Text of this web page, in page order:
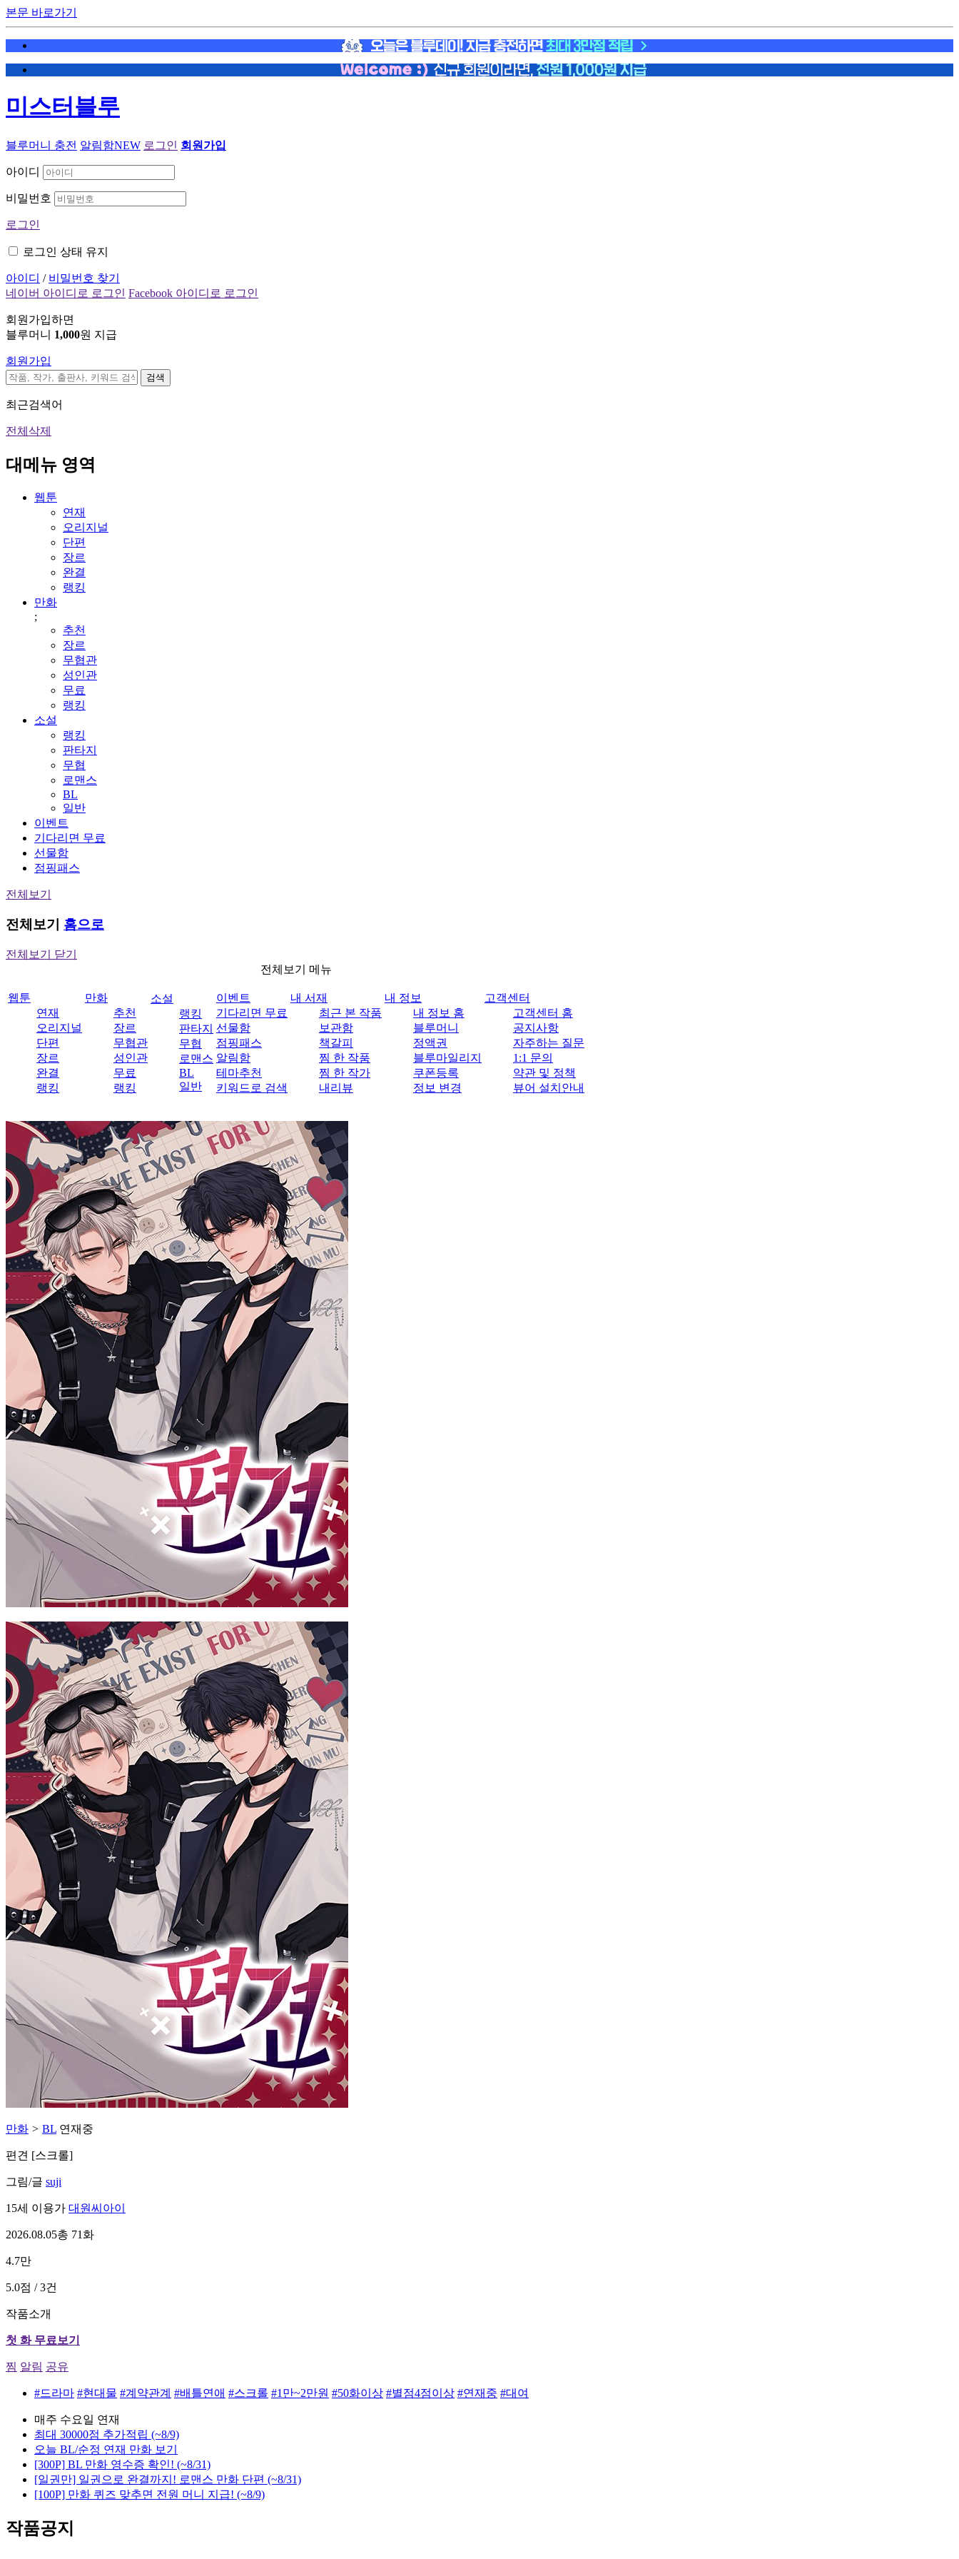
본문 바로가기
미스터블루
블루머니 충전 알림함NEW 로그인 회원가입
아이디
비밀번호
로그인
로그인 상태 유지
아이디 / 비밀번호 찾기
네이버 아이디로 로그인 Facebook 아이디로 로그인
회원가입하면
블루머니 1,000원 지급
회원가입
검색
최근검색어
전체삭제
대메뉴 영역
웹툰
연재
오리지널
단편
장르
완결
랭킹
만화
;
추천
장르
무협관
성인관
무료
랭킹
소설
랭킹
판타지
무협
로맨스
BL
일반
이벤트
기다리면 무료
선물함
점핑패스
전체보기
전체보기 홈으로
전체보기 닫기
전체보기 메뉴
웹툰
연재
오리지널
단편
장르
완결
랭킹
만화
추천
장르
무협관
성인관
무료
랭킹
소설
랭킹
판타지
무협
로맨스
BL
일반
이벤트
기다리면 무료
선물함
점핑패스
알림함
테마추천
키워드로 검색
내 서재
최근 본 작품
보관함
책갈피
찜 한 작품
찜 한 작가
내리뷰
내 정보
내 정보 홈
블루머니
정액권
블루마일리지
쿠폰등록
정보 변경
고객센터
고객센터 홈
공지사항
자주하는 질문
1:1 문의
약관 및 정책
뷰어 설치안내
만화 > BL 연재중
편견 [스크롤]
그림/글 suji
15세 이용가 대원씨아이
2026.08.05총 71화
4.7만
5.0점 / 3건
작품소개
첫 화 무료보기
찜 알림 공유
#드라마 #현대물 #계약관계 #배틀연애 #스크롤 #1만~2만원 #50화이상 #별점4점이상 #연재중 #대여
매주 수요일 연재
최대 30000점 추가적립 (~8/9)
오늘 BL/순정 연재 만화 보기
[300P] BL 만화 영수증 확인! (~8/31)
[일권만] 일권으로 완결까지! 로맨스 만화 단편 (~8/31)
[100P] 만화 퀴즈 맞추면 전원 머니 지급! (~8/9)
작품공지